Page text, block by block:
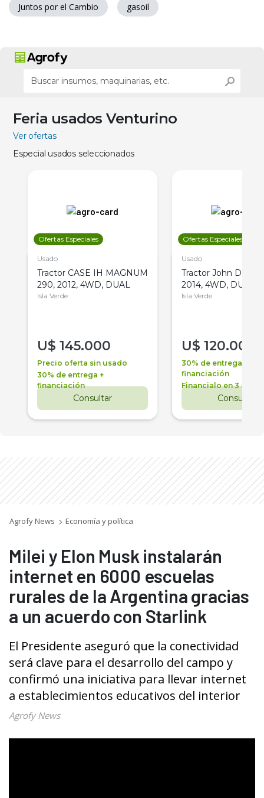
Juntos por el Cambio gasoil
Feria usados Venturino
Ver ofertas
Especial usados seleccionados
Ofertas Especiales
Usado
Tractor CASE IH MAGNUM
290, 2012, 4WD, DUAL
Isla Verde
U$ 145.000
Precio oferta sin usado
30% de entrega +
financiación
Consultar
Ofertas Especiales
Usado
Tractor John Deere
2014, 4WD, DUAL
Isla Verde
U$ 120.000
30% de entrega +
financiación
Financialo en 3 años
Consultar
Agrofy News Economía y política
Milei y Elon Musk instalarán
internet en 6000 escuelas
rurales de la Argentina gracias
a un acuerdo con Starlink
El Presidente aseguró que la conectividad
será clave para el desarrollo del campo y
confirmó una iniciativa para llevar internet
a establecimientos educativos del interior
Agrofy News